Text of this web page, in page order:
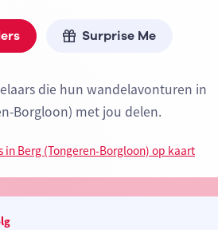
Surprise Me
die hun wandelavonturen in
Borgloon) met jou delen.
in Berg (Tongeren-Borgloon) op kaart